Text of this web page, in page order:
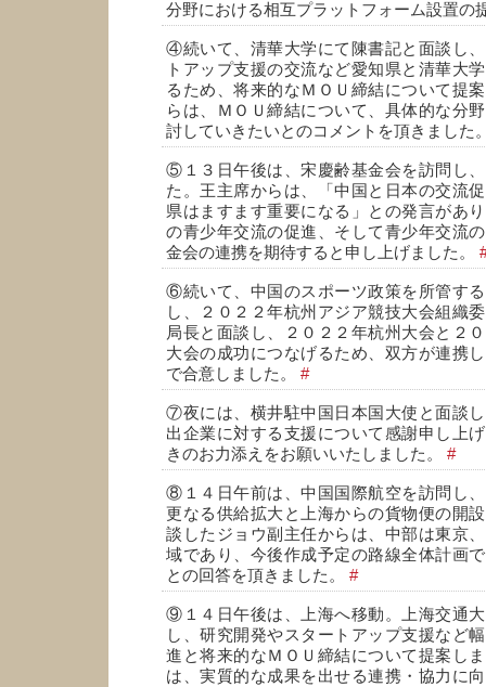
分野における相互プラットフォーム設置の
④続いて、清華大学にて陳書記と面談し
トアップ支援の交流など愛知県と清華大
るため、将来的なＭＯＵ締結について提
らは、ＭＯＵ締結について、具体的な分
討していきたいとのコメントを頂きました
⑤１３日午後は、宋慶齢基金会を訪問し
た。王主席からは、「中国と日本の交流
県はますます重要になる」との発言があ
の青少年交流の促進、そして青少年交流
金会の連携を期待すると申し上げました。
⑥続いて、中国のスポーツ政策を所管す
し、２０２２年杭州アジア競技大会組織
局長と面談し、２０２２年杭州大会と２
大会の成功につなげるため、双方が連携
で合意しました。 #
⑦夜には、横井駐中国日本国大使と面談
出企業に対する支援について感謝申し上
きのお力添えをお願いいたしました。 #
⑧１４日午前は、中国国際航空を訪問し
更なる供給拡大と上海からの貨物便の開
談したジョウ副主任からは、中部は東京
域であり、今後作成予定の路線全体計画
との回答を頂きました。 #
⑨１４日午後は、上海へ移動。上海交通
し、研究開発やスタートアップ支援など
進と将来的なＭＯＵ締結について提案し
は、実質的な成果を出せる連携・協力に